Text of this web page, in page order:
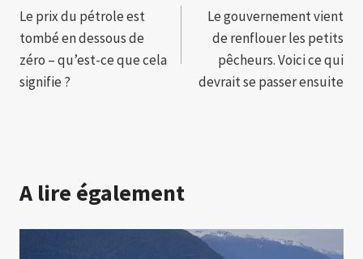
de
l’article
Le prix du pétrole est
tombé en dessous de
zéro – qu’est-ce que cela
signifie ?
Le gouvernement vient
de renflouer les petits
pêcheurs. Voici ce qui
devrait se passer ensuite
A lire également